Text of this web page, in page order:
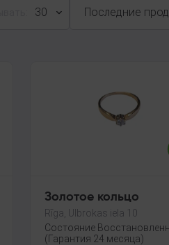
30 Последние
Золотое кольцо
Rīga, Ulbrokas iela 10
Состояние
(Гарантия 24 месяца)